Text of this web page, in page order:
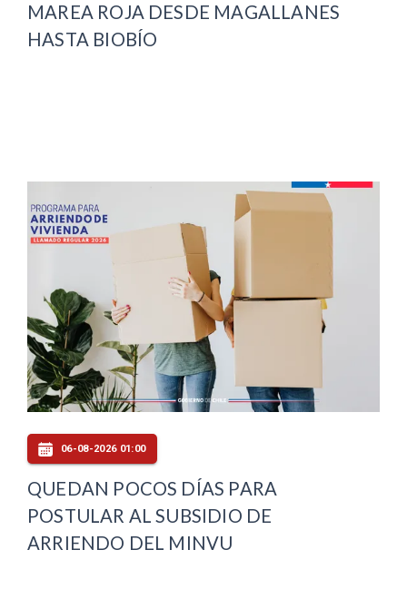
MAREA ROJA DESDE MAGALLANES
HASTA BIOBÍO
06-08-2026 01:00
QUEDAN POCOS DÍAS PARA
POSTULAR AL SUBSIDIO DE
ARRIENDO DEL MINVU